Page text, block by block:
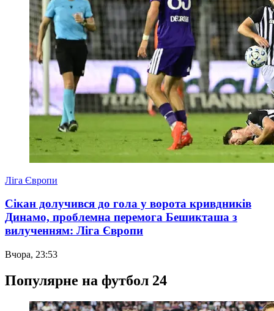
Ліга Європи
Сікан долучився до гола у ворота кривдників
Динамо, проблемна перемога Бешикташа з
вилученням: Ліга Європи
Вчора, 23:53
Популярне на футбол 24